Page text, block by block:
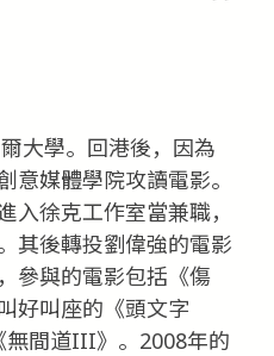
大學。回港後，因為
意媒體學院攻讀電影。
入徐克工作室當兼職，
其後轉投劉偉強的電影
參與的電影包括《傷
好叫座的《頭文字
間道III》。2008年的